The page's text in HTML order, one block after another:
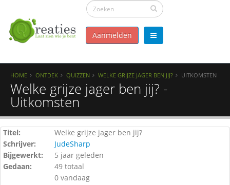
Aanmelden
HOME ONTDEK QUIZZEN WELKE GRIJZE JAGER BEN JIJ? UITKOMSTEN
Welke grijze jager ben jij? -
Uitkomsten
Titel:
Welke grijze jager ben jij?
Schrijver:
JudeSharp
Bijgewerkt:
5 jaar geleden
Gedaan:
49 totaal
0 vandaag